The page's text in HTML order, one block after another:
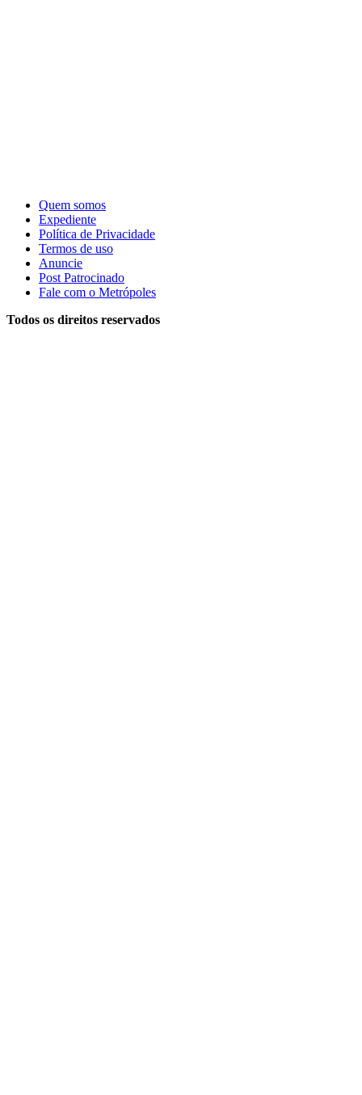
Quem somos
Expediente
Política de Privacidade
Termos de uso
Anuncie
Post Patrocinado
Fale com o Metrópoles
Todos os direitos reservados